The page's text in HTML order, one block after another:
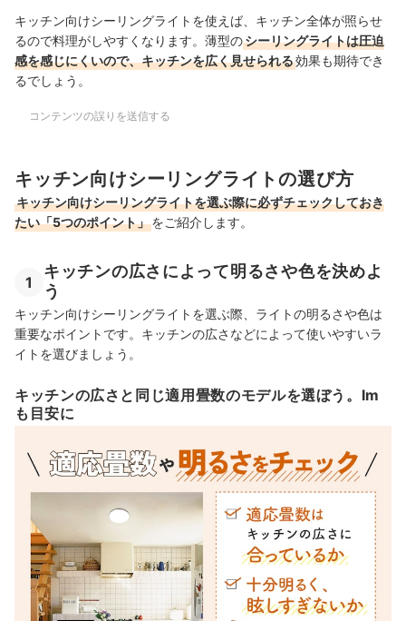
キッチン向けシーリングライトを使えば、キッチン全体が照らせ
るので料理がしやすくなります。薄型のシーリングライトは圧迫
感を感じにくいので、キッチンを広く見せられる効果も期待でき
るでしょう。
コンテンツの誤りを送信する
キッチン向けシーリングライトの選び方
キッチン向けシーリングライトを選ぶ際に必ずチェックしておき
たい「5つのポイント」をご紹介します。
1
キッチンの広さによって明るさや色を決めよ
う
キッチン向けシーリングライトを選ぶ際、ライトの明るさや色は
重要なポイントです。キッチンの広さなどによって使いやすいラ
イトを選びましょう。
キッチンの広さと同じ適用畳数のモデルを選ぼう。lm
も目安に